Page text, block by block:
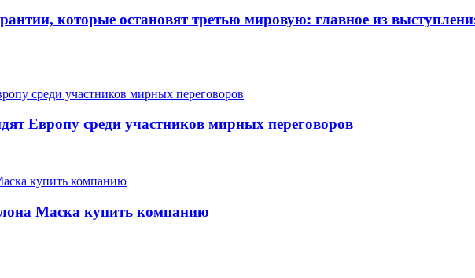
которые остановят третью мировую: главное из
Европу среди участников мирных переговоров
Маска купить компанию